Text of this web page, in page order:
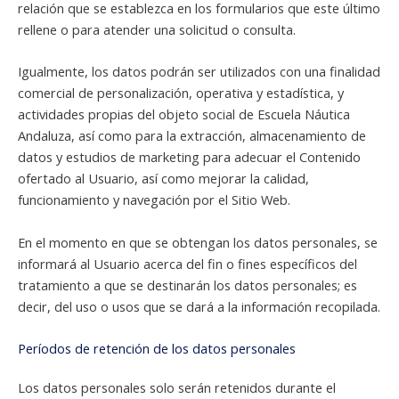
relación que se establezca en los formularios que este último
rellene o para atender una solicitud o consulta.
Igualmente, los datos podrán ser utilizados con una finalidad
comercial de personalización, operativa y estadística, y
actividades propias del objeto social de Escuela Náutica
Andaluza, así como para la extracción, almacenamiento de
datos y estudios de marketing para adecuar el Contenido
ofertado al Usuario, así como mejorar la calidad,
funcionamiento y navegación por el Sitio Web.
En el momento en que se obtengan los datos personales, se
informará al Usuario acerca del fin o fines específicos del
tratamiento a que se destinarán los datos personales; es
decir, del uso o usos que se dará a la información recopilada.
Períodos de retención de los datos personales
Los datos personales solo serán retenidos durante el